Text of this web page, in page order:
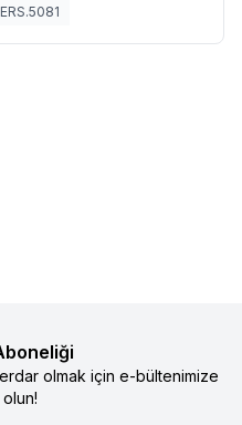
olmak için e-bültenimize